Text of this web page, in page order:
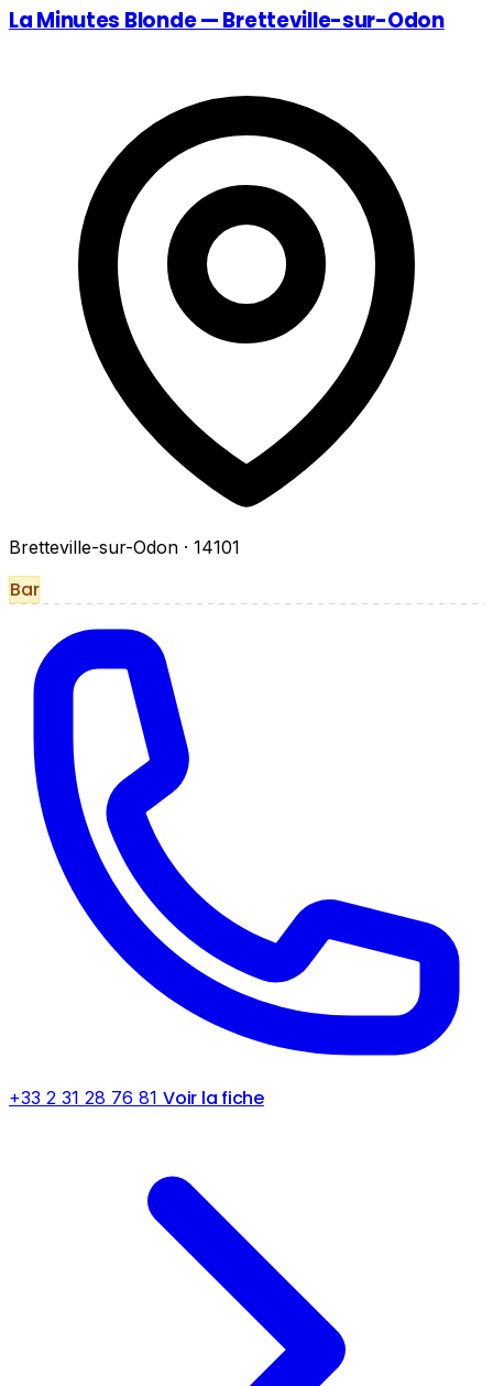
La Minutes Blonde — Bretteville-sur-Odon
Bretteville-sur-Odon · 14101
Bar
+33 2 31 28 76 81 Voir la fiche